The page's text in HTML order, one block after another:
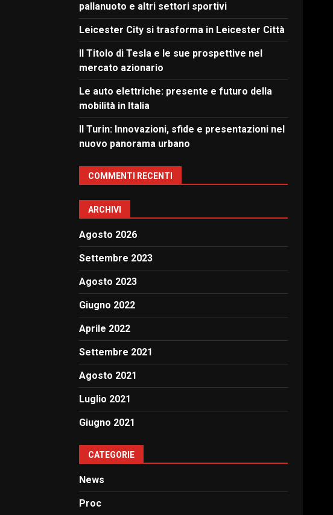
pallanuoto e altri settori sportivi
Leicester City si trasforma in Leicester Città
Il Titolo di Tesla e le sue prospettive nel
mercato azionario
Le auto elettriche: presente e futuro della
mobilità in Italia
Il Turin: Innovazioni, sfide e presentazioni nel
nuovo panorama urbano
COMMENTI RECENTI
ARCHIVI
Agosto 2026
Settembre 2023
Agosto 2023
Giugno 2022
Aprile 2022
Settembre 2021
Agosto 2021
Luglio 2021
Giugno 2021
CATEGORIE
News
Proc